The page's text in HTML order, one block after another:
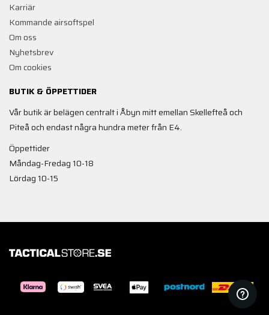
Karriär
Kommande airsoftspel
Om oss
Nyhetsbrev
Om cookies
BUTIK & ÖPPETTIDER
Vår butik är belägen centralt i Åbyn mitt emellan Skellefteå och
Piteå och endast några hundra meter från E4.
Öppettider
Måndag-Fredag 10-18
Lördag 10-15